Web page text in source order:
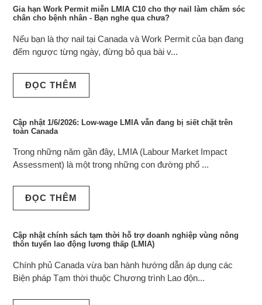
Gia hạn Work Permit miễn LMIA C10 cho thợ nail làm chăm sóc
chân cho bệnh nhân - Bạn nghe qua chưa?
Nếu bạn là thợ nail tại Canada và Work Permit của bạn đang
đếm ngược từng ngày, đừng bỏ qua bài v...
ĐỌC THÊM
Cập nhật 1/6/2026: Low-wage LMIA vẫn đang bị siết chặt trên
toàn Canada
Trong những năm gần đây, LMIA (Labour Market Impact
Assessment) là một trong những con đường phổ ...
ĐỌC THÊM
Cập nhật chính sách tạm thời hỗ trợ doanh nghiệp vùng nông
thôn tuyển lao động lương thấp (LMIA)
Chính phủ Canada vừa ban hành hướng dẫn áp dụng các
Biện pháp Tạm thời thuộc Chương trình Lao độn...